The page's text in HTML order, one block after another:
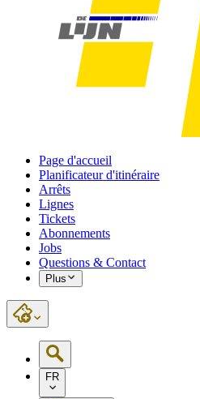
Page d'accueil
Planificateur d'itinéraire
Arrêts
Lignes
Tickets
Abonnements
Jobs
Questions & Contact
Plus
FR